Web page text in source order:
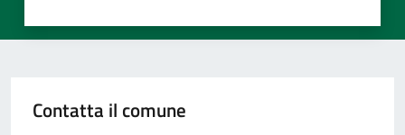
Contatta il comune